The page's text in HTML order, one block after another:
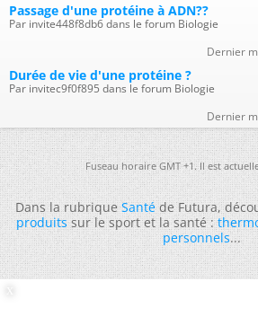
Passage d'une protéine à ADN??
Par invite448f8db6 dans le forum Biologie
Dernier
Durée de vie d'une protéine ?
Par invitec9f0f895 dans le forum Biologie
Dernier
Fuseau horaire GMT +1. Il est
Dans la rubriqueSantéde Futura,
produitssur le sport et la santé :
personnels...